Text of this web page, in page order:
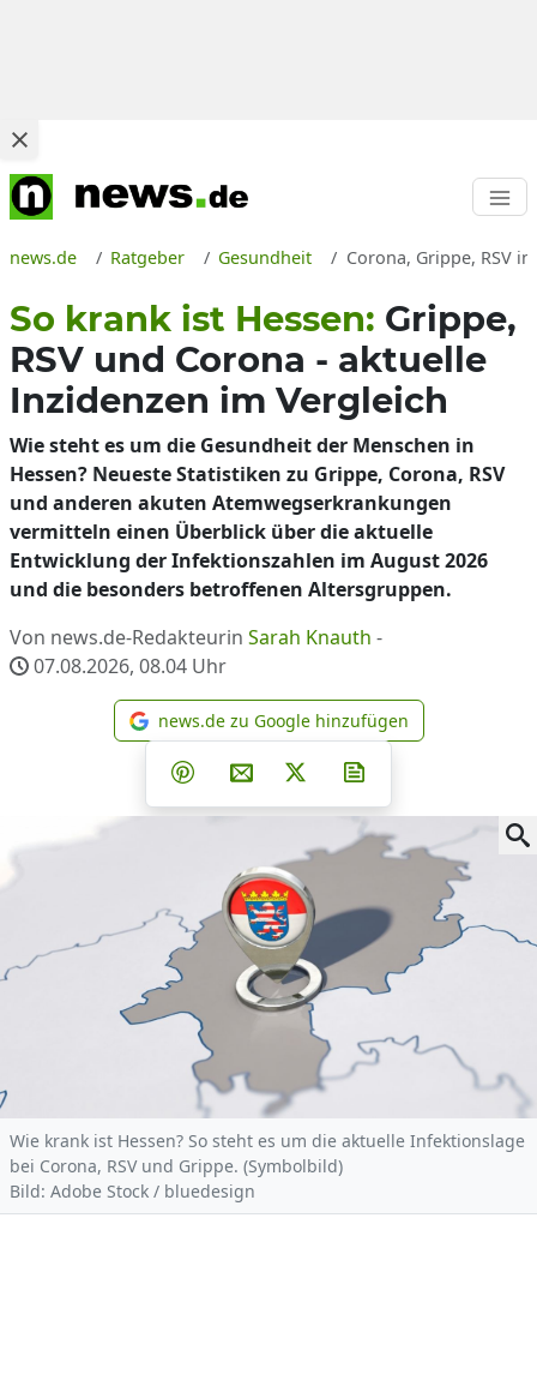
news.de Ratgeber Gesundheit Corona, Grippe, RSV
So krank ist Hessen: Grippe,
RSV und Corona - aktuelle
Inzidenzen im Vergleich
Wie steht es um die Gesundheit der Menschen in
Hessen? Neueste Statistiken zu Grippe, Corona, RSV
und anderen akuten Atemwegserkrankungen
vermitteln einen Überblick über die aktuelle
Entwicklung der Infektionszahlen im August 2026
und die besonders betroffenen Altersgruppen.
Von news.de-Redakteurin Sarah Knauth -
07.08.2026, 08.04 Uhr
news.de zu Google
news.de zu Google hinzufügen
Teilen auf Facebook
Teilen auf Whatsapp
Teilen auf Telegram
Teilen auf Pinterest
Per E-Mail teilen
Post auf X
Wie krank ist Hessen? So steht es um die aktuelle Infektionslage
bei Corona, RSV und Grippe. (Symbolbild)
Bild: Adobe Stock / bluedesign